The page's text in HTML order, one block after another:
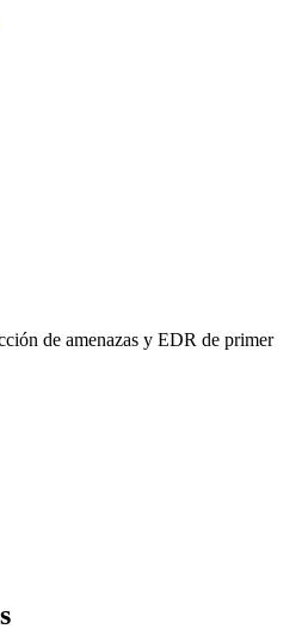
de amenazas y EDR de primer